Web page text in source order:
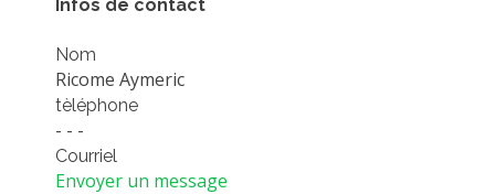
IMPLANTATIONS GÉOGRAPHIQUES
PROJETS EN COURS
PROJETS TERMINÉS
NOS RÉSEAUX SCIENTIFIQUES ET TECHNIQUES
Infos de contact
Nom
Ricome Aymeric
tèléphone
- - -
Courriel
Envoyer un message